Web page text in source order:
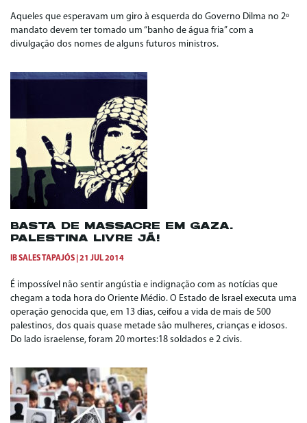
Aqueles que esperavam um giro à esquerda do Governo Dilma no 2º
mandato devem ter tomado um “banho de água fria” com a
divulgação dos nomes de alguns futuros ministros.
BASTA DE MASSACRE EM GAZA.
PALESTINA LIVRE JÁ!
IB SALES TAPAJÓS 21 JUL 2014
É impossível não sentir angústia e indignação com as notícias que
chegam a toda hora do Oriente Médio. O Estado de Israel executa uma
operação genocida que, em 13 dias, ceifou a vida de mais de 500
palestinos, dos quais quase metade são mulheres, crianças e idosos.
Do lado israelense, foram 20 mortes:18 soldados e 2 civis.